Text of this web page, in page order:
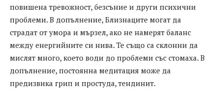
повишена тревожност, безсъние и други психични
проблеми. В допълнение, Близнаците могат да
страдат от умора и мързел, ако не намерят баланс
между енергийните си нива. Те също са склонни да
мислят много, което води до проблеми със стомаха. В
допълнение, постоянна медитация може да
предизвика грип и простуда, тендинит.